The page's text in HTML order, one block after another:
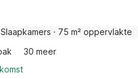
· 75 m² oppervlakte
30 meer